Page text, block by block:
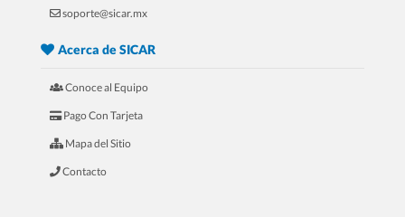
soporte@sicar.mx
Acerca de SICAR
Conoce al Equipo
Pago Con Tarjeta
Mapa del Sitio
Contacto